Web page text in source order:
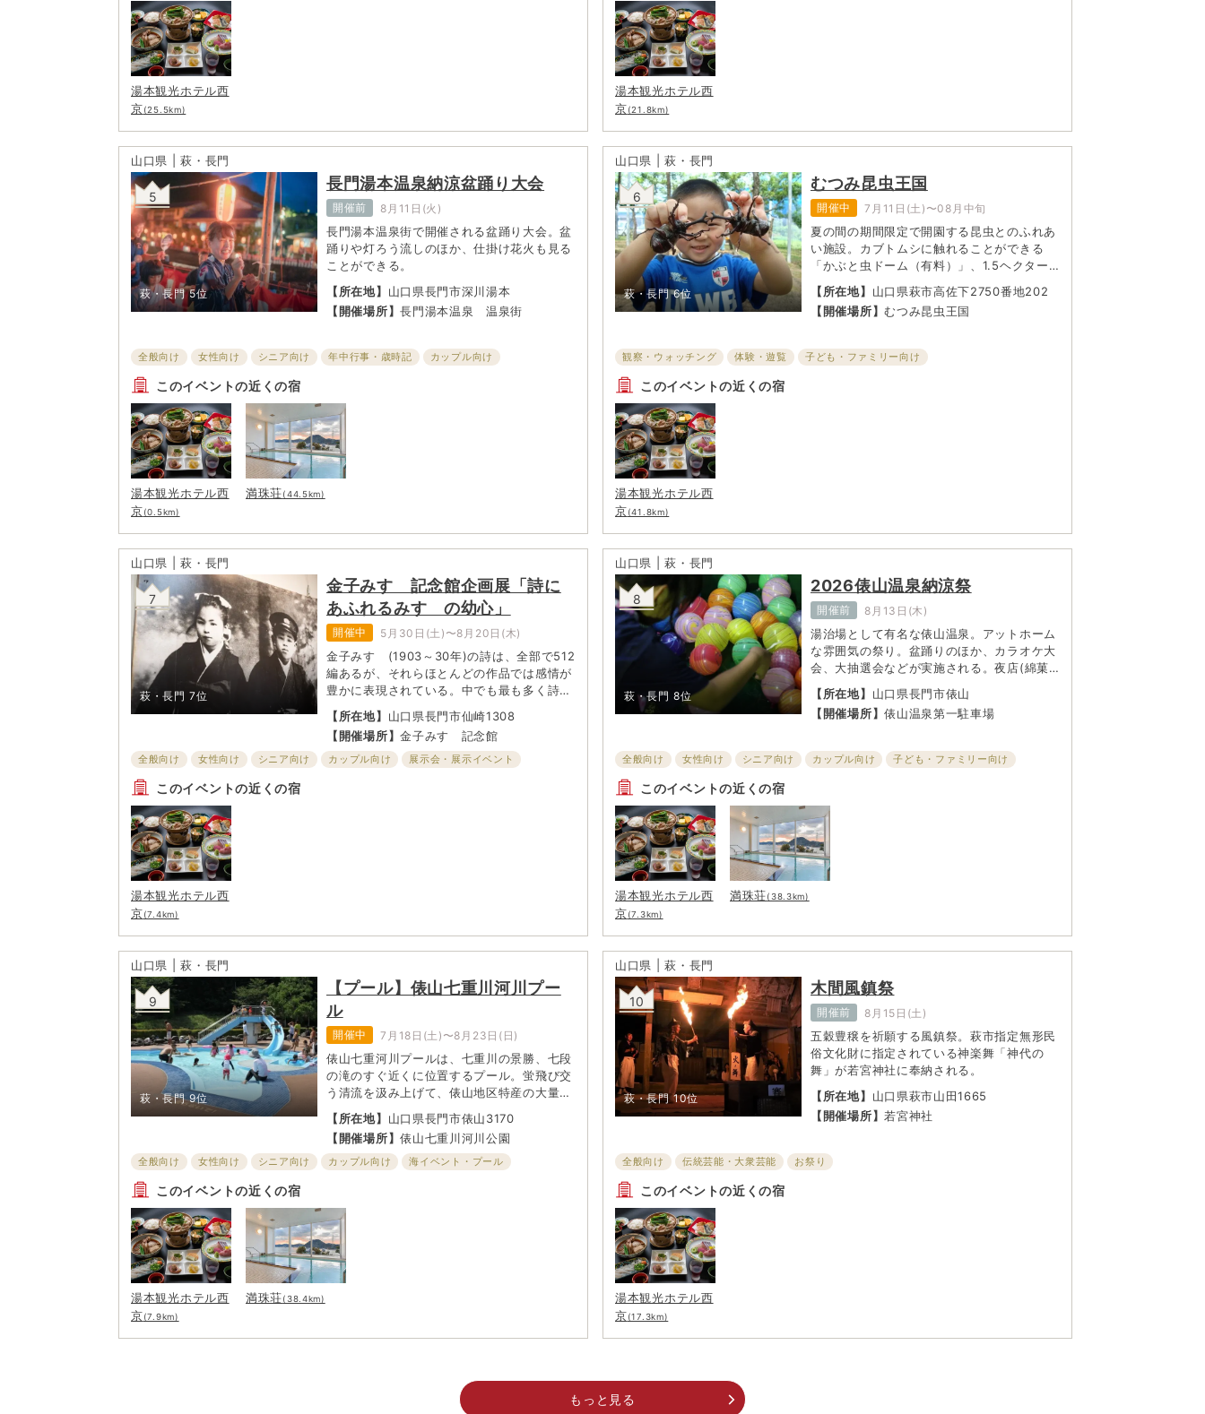
湯本観光ホテル西
京(25.5km)
湯本観光ホテル西
京(21.8km)
山口県 | 萩・長門
5
萩・長門 5位
長門湯本温泉納涼盆踊り大会
開催前 8月11日(火)
長門湯本温泉街で開催される盆踊り大会。盆
踊りや灯ろう流しのほか、仕掛け花火も見る
ことができる。
【所在地】 山口県長門市深川湯本
【開催場所】長門湯本温泉 温泉街
全般向け 女性向け シニア向け 年中行事・歳時記
カップル向け
子ども・ファミリー向け
お祭り
このイベントの近くの宿
湯本観光ホテル西
京(0.5km)
満珠荘(44.5km)
山口県 | 萩・長門
6
萩・長門 6位
むつみ昆虫王国
開催中 7月11日(土)〜08月中旬
夏の間の期間限定で開園する昆虫とのふれあ
い施設。カブトムシに触れることができる
「かぶと虫ドーム（有料）」、1.5ヘクター
ルのクヌギ林を整備し昆虫採集が可能な「昆
虫の森」、国内外の各種クワガタやカブトム
シを展示・販売している「クワガタの館」の
思う存分昆虫とふれあうことができる施設と
なっている。夏の思い出作りにおすすめ！
【所在地】 山口県萩市高佐下2750番地202
【開催場所】むつみ昆虫王国
観察・ウォッチング 体験・遊覧 子ども・ファミリー向け
このイベントの近くの宿
湯本観光ホテル西
京(41.8km)
山口県 | 萩・長門
7
萩・長門 7位
金子みすゞ記念館企画展「詩に
あふれるみすゞの幼心」
開催中 5月30日(土)〜8月20日(木)
金子みすゞ(1903～30年)の詩は、全部で512
編あるが、それらほとんどの作品では感情が
豊かに表現されている。中でも最も多く詩に
表現されるのは、「さみしい」「さびしい」
であり、切ない心情。この企画展では、み
すゞ自身の小さい頃の想い出がもととなり、
その時に感じた幼心がうたわれたと思われる
【所在地】 山口県長門市仙崎1308
【開催場所】金子みすゞ記念館
全般向け 女性向け シニア向け カップル向け
展示会・展示イベント
子ども・ファミリー向け
このイベントの近くの宿
湯本観光ホテル西
京(7.4km)
山口県 | 萩・長門
8
萩・長門 8位
2026俵山温泉納涼祭
開催前 8月13日(木)
湯治場として有名な俵山温泉。アットホーム
な雰囲気の祭り。盆踊りのほか、カラオケ大
会、大抽選会などが実施される。夜店(綿菓
子やビール、射的など)も出て賑わう。
【所在地】 山口県長門市俵山
【開催場所】俵山温泉第一駐車場
全般向け 女性向け シニア向け カップル向け
子ども・ファミリー向け
お祭り
このイベントの近くの宿
湯本観光ホテル西
京(7.3km)
満珠荘(38.3km)
山口県 | 萩・長門
9
萩・長門 9位
【プール】俵山七重川河川プー
ル
開催中 7月18日(土)〜8月23日(日)
俵山七重河川プールは、七重川の景勝、七段
の滝のすぐ近くに位置するプール。蛍飛び交
う清流を汲み上げて、俵山地区特産の大量の
木炭でろ過して使用しており、塩素が苦手な
方も安心して楽しむことができる。緑に囲ま
れた憩いのスポットとして、親子連れに人気
がある。幼児用のプールは、かわいいお猿の
【所在地】 山口県長門市俵山3170
【開催場所】俵山七重川河川公園
全般向け 女性向け シニア向け カップル向け
海イベント・プール
子ども・ファミリー向け
このイベントの近くの宿
湯本観光ホテル西
京(7.9km)
満珠荘(38.4km)
山口県 | 萩・長門
10
萩・長門 10位
木間風鎮祭
開催前 8月15日(土)
五穀豊穣を祈願する風鎮祭。萩市指定無形民
俗文化財に指定されている神楽舞「神代の
舞」が若宮神社に奉納される。
【所在地】 山口県萩市山田1665
【開催場所】若宮神社
全般向け 伝統芸能・大衆芸能 お祭り
このイベントの近くの宿
湯本観光ホテル西
京(17.3km)
もっと見る